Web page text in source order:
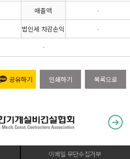
매출액 -
법인세 차감손익 -
-
공유하기 인쇄하기 목록으로
이메일 무단수집거부